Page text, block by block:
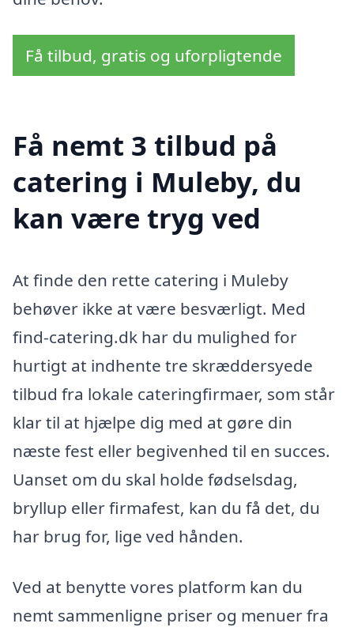
Få tilbud, gratis og uforpligtende
Få nemt 3 tilbud på
catering i Muleby, du
kan være tryg ved
At finde den rette catering i Muleby
behøver ikke at være besværligt. Med
find-catering.dk har du mulighed for
hurtigt at indhente tre skræddersyede
tilbud fra lokale cateringfirmaer, som står
klar til at hjælpe dig med at gøre din
næste fest eller begivenhed til en succes.
Uanset om du skal holde fødselsdag,
bryllup eller firmafest, kan du få det, du
har brug for, lige ved hånden.
Ved at benytte vores platform kan du
nemt sammenligne priser og menuer fra